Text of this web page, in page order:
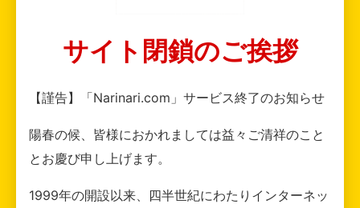
サイト閉鎖のご挨拶
【謹告】「Narinari.com」サービス終了のお知らせ
陽春の候、皆様におかれましては益々ご清祥のこと
とお慶び申し上げます。
1999年の開設以来、四半世紀にわたりインターネッ